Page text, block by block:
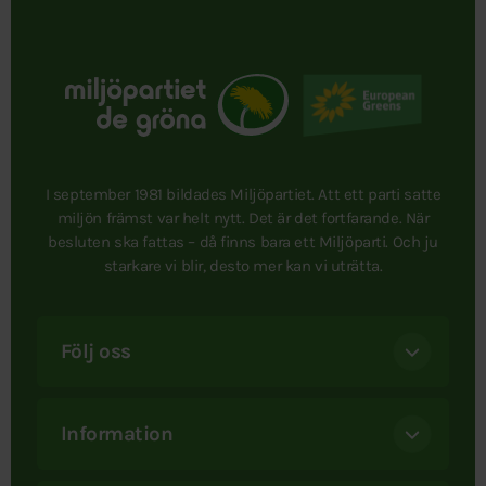
I september 1981 bildades Miljöpartiet. Att ett parti satte
miljön främst var helt nytt. Det är det fortfarande. När
besluten ska fattas – då finns bara ett Miljöparti. Och ju
starkare vi blir, desto mer kan vi uträtta.
Följ oss
Information